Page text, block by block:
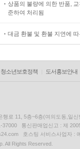
상품의 불량에 의한 반품,
준하여 처리됨
대금 환불 및 환불 지연에
청소년보호정책 도서홍보안내
행로 11, 5층~6층(여의도동,일신
37000 통신판매업신고 : 제
호스팅 서비스사업자 :
All Rights Reserved.